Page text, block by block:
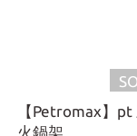
【Petromax】pt 三角焚
火鍋架